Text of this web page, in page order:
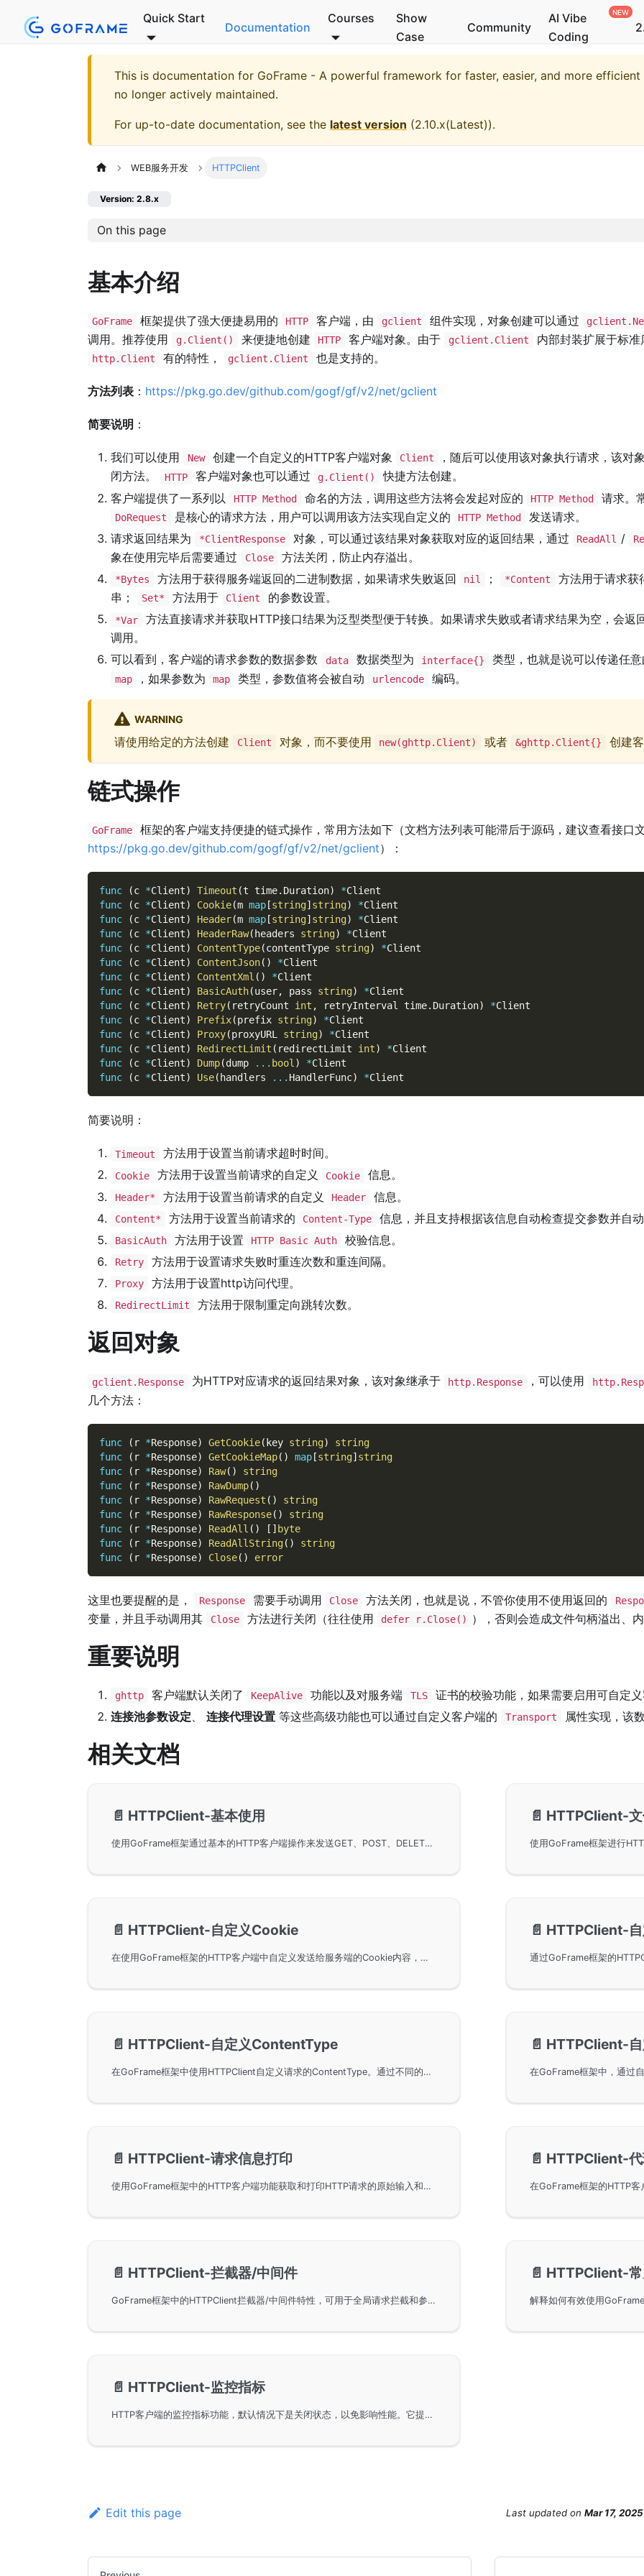
Quick Start
Documentation
Courses
Show
Case
Community
AI Vibe
Coding
This is documentation for GoFrame - A powerful framework for faster, easier, and more
no longer actively maintained.
For up-to-date documentation, see the latest version (2.10.x(Latest)).
WEB服务开发 HTTPClient
Version: 2.8.x
On this page
基本介绍
GoFrame 框架提供了强大便捷易用的 HTTP 客户端，由 gclient 组件实现，对象创建可以通过
调用。推荐使用 g.Client() 来便捷地创建 HTTP 客户端对象。由于 gclient.Client 内部封装扩展于标
http.Client 有的特性， gclient.Client 也是支持的。
方法列表 ： https://pkg.go.dev/github.com/gogf/gf/v2/net/gclient
简要说明 ：
我们可以使用 New 创建一个自定义的HTTP客户端对象 Client
，随后可以使用该对象执行请求，该
闭方法。
HTTP 客户端对象也可以通过 g.Client()
快捷方法创建。
客户端提供了一系列以
HTTP Method 命名的方法，调用这些方法将会发起对应的 HTTP Method 请求。
DoRequest 是核心的请求方法，用户可以调用该方法实现自定义的 HTTP Method
发送请求。
请求返回结果为
*ClientResponse 对象，可以通过该结果对象获取对应的返回结果，通过 ReadAll /
象在使用完毕后需要通过 Close 方法关闭，防止内存溢出。
*Bytes 方法用于获得服务端返回的二进制数据，如果请求失败返回 nil ； *Content
方法用于请求获
串；
Set* 方法用于 Client 的参数设置。
*Var
方法直接请求并获取HTTP接口结果为泛型类型便于转换。如果请求失败或者请求结果为空，会返
调用。
可以看到，客户端的请求参数的数据参数
data 数据类型为 interface{} 类型，也就是说可以传递任
map ，如果参数为 map 类型，参数值将会被自动 urlencode 编码。
WARNING
请使用给定的方法创建 Client 对象，而不要使用 new(ghttp.Client) 或者 &ghttp.Client{} 创建
链式操作
GoFrame
框架的客户端支持便捷的链式操作，常用方法如下（文档方法列表可能滞后于源码，建议查看接口
https://pkg.go.dev/github.com/gogf/gf/v2/net/gclient）：
func (c *Client) Timeout (t time. Duration) *Client
func
(c *Client) Cookie(m map [string] string) *Client
func
(c *Client) Header(m map [string] string) *Client
func
(c *Client) HeaderRaw( headers string) *Client
func
(c *Client) ContentType(contentType string) *Client
func
(c *Client) ContentJson( ) *Client
func
(c *Client) ContentXml ( ) *Client
func
(c *Client) BasicAuth(user, pass string) *Client
func
(c *Client) Retry( retryCount int , retryInterval time. Duration) *Client
func
(c *Client) Prefix(prefix string) *Client
func
(c *Client) Proxy(proxyURL string) *Client
func
(c *Client) RedirectLimit ( redirectLimit int) *Client
func
(c *Client) Dump(dump ... bool) *Client
func
(c *Client) Use( handlers ... HandlerFunc) *Client
简要说明：
Timeout 方法用于设置当前请求超时时间。
Cookie 方法用于设置当前请求的自定义 Cookie 信息。
Header* 方法用于设置当前请求的自定义 Header 信息。
Content* 方法用于设置当前请求的 Content-Type 信息，并且支持根据该信息自动检查提交参数并自
BasicAuth 方法用于设置 HTTP Basic Auth 校验信息。
Retry 方法用于设置请求失败时重连次数和重连间隔。
Proxy 方法用于设置http访问代理。
RedirectLimit 方法用于限制重定向跳转次数。
返回对象
gclient.Response 为HTTP对应请求的返回结果对象，该对象继承于 http.Response ，可以使用
几个方法：
func ( r *Response) GetCookie(key string)
string
func
( r *Response) GetCookieMap( ) map[string]string
func
( r *Response) Raw( )
string
func
( r *Response) RawDump( )
func
( r *Response) RawRequest ( )
string
func
( r *Response) RawResponse( )
string
func
( r *Response) ReadAll ( ) [ ]byte
func
( r *Response) ReadAllString( )
string
func
( r *Response) Close( ) error
这里也要提醒的是， Response 需要手动调用 Close 方法关闭，也就是说，不管你使用不使用返回的
变量，并且手动调用其 Close 方法进行关闭（往往使用 defer r.Close() ），否则会造成文件句柄溢出、
重要说明
ghttp 客户端默认关闭了 KeepAlive 功能以及对服务端 TLS
证书的校验功能，如果需要启用可自定
连接池参数设定
连接代理设置 等这些高级功能也可以通过自定义客户端的 Transport 属性实现，该
相关文档
📄️ HTTPClient-基本使用
使用GoFrame框架通过基本的HTTP客户端操作来发送GET、POST、DELETE请求，并处理返回值。本文还讨论了如何使用POST方法发送JSON数据、使用多参数、map类型参数进行请求。同时，提供了*Bytes、*Content和*Var方法的简要介绍，以帮助开发者更便捷地处理HTTP请求和响应内容。
📄️ HTTPClient-
📄️ HTTPClient-自定义Cookie
在使用GoFrame框架的HTTP客户端中自定义发送给服务端的Cookie内容，主要通过SetCookie和SetCookieMap方法实现。通过简单的服务端和客户端示例展示了如何设置与接收自定义的Cookie参数，实现HTTP客户端的个性化请求。
📄️ HTTPClient-
📄️ HTTPClient-自定义ContentType
在GoFrame框架中使用HTTPClient自定义请求的ContentType。通过不同的操作方法如ContentJson和ContentXml，可以设置请求的Content-Type分别为application/json和application/xml。同时也提供了自定义ContentType的方法例子，帮助开发者灵活设置请求参数和编码方式，以满足不同的API请求需求。
📄️ HTTPClient-
📄️ HTTPClient-请求信息打印
使用GoFrame框架中的HTTP客户端功能获取和打印HTTP请求的原始输入和输出信息。主要方法包括Raw、RawDump、RawRequest和RawResponse，适用于调试HTTP请求。示例展示了使用GoFrame框架发送POST请求并打印请求和响应的具体方法。
📄️ HTTPClient-
📄️ HTTPClient-拦截器/中间件
GoFrame框架中的HTTPClient拦截器/中间件特性，可用于全局请求拦截和参数校验。通过中间件，开发者可以在请求的前置和后置阶段插入自定义逻辑，修改提交参数或返回参数，实现签名参数注入等功能，确保接口参数的安全性。
📄️ HTTPClient-
📄️ HTTPClient-监控指标
HTTP客户端的监控指标功能，默认情况下是关闭状态，以免影响性能。它提供了多种指标供用户参考，如请求执行的时间开销、连接创建时间以及请求的字节总大小等，只有在metric特性全局开启时才会启用这些指标，帮助用户更好地进行性能分析。
Edit this page Last updated on Mar 17, 2025